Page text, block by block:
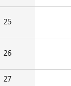
25
26
27